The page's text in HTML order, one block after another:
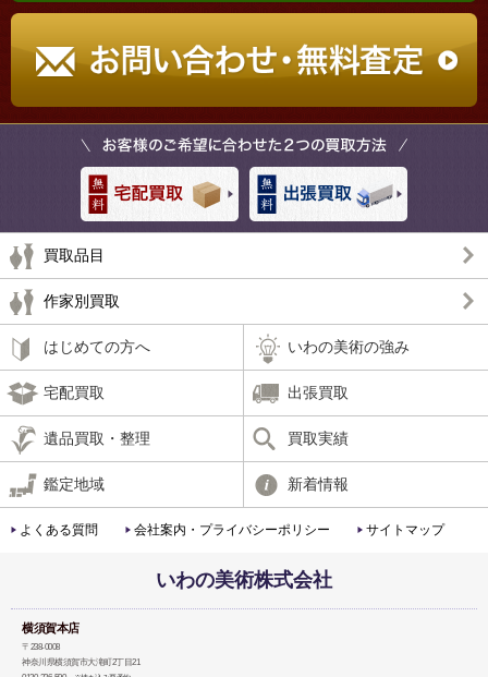
買取品目
作家別買取
はじめての方へ いわの美術の強み
宅配買取 出張買取
遺品買取・整理 買取実績
鑑定地域 新着情報
よくある質問 会社案内・プライバシーポリシー サイトマップ
いわの美術株式会社
横須賀本店
〒238-0008
神奈川県横須賀市大滝町2丁目21